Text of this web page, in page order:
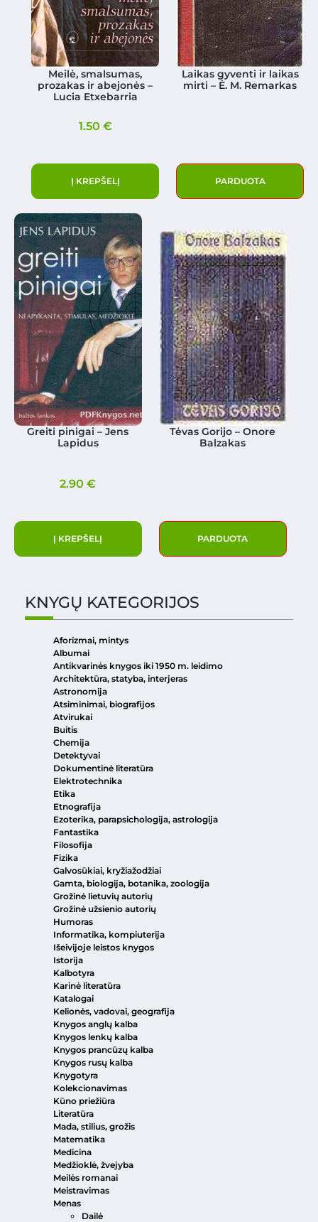
Meilė, smalsumas,
prozakas ir abejonės –
Lucia Etxebarria
1.50 €
Į KREPŠELĮ
Laikas gyventi ir laikas
mirti – Ė. M. Remarkas
PARDUOTA
Greiti pinigai – Jens
Lapidus
2.90€
Į KREPŠELĮ
Tėvas Gorijo – Onore
Balzakas
PARDUOTA
KNYGŲ KATEGORIJOS
Aforizmai, mintys
Albumai
Antikvarinės knygos iki 1950 m. leidimo
Architektūra, statyba, interjeras
Astronomija
Atsiminimai, biografijos
Atvirukai
Buitis
Chemija
Detektyvai
Dokumentinė literatūra
Elektrotechnika
Etika
Etnografija
Ezoterika, parapsichologija, astrologija
Fantastika
Filosofija
Fizika
Galvosūkiai, kryžiažodžiai
Gamta, biologija, botanika, zoologija
Grožinė lietuvių autorių
Grožinė užsienio autorių
Humoras
Informatika, kompiuterija
Išeivijoje leistos knygos
Istorija
Kalbotyra
Karinė literatūra
Katalogai
Kelionės, vadovai, geografija
Knygos anglų kalba
Knygos lenkų kalba
Knygos prancūzų kalba
Knygos rusų kalba
Knygotyra
Kolekcionavimas
Kūno priežiūra
Literatūra
Mada, stilius, grožis
Matematika
Medicina
Medžioklė, žvejyba
Meilės romanai
Meistravimas
Menas
Dailė